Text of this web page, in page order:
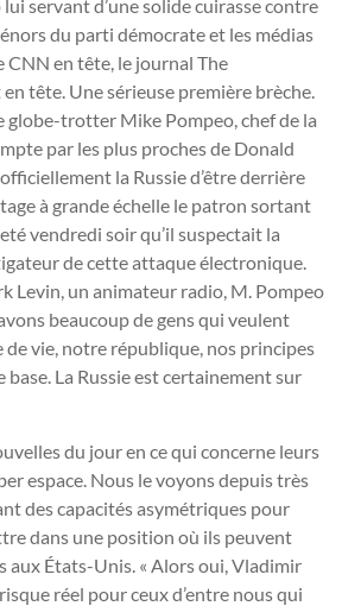
servant d’une solide cuirasse contre
du parti démocrate et les médias
CNN en tête, le journal The
tête. Une sérieuse première brèche.
globe-trotter Mike Pompeo, chef de la
par les plus proches de Donald
la Russie d’être derrière
à grande échelle le patron sortant
vendredi soir qu’il suspectait la
de cette attaque électronique.
Levin, un animateur radio, M. Pompeo
beaucoup de gens qui veulent
de vie, notre république, nos principes
La Russie est certainement sur
du jour en ce qui concerne leurs
espace. Nous le voyons depuis très
des capacités asymétriques pour
dans une position où ils peuvent
aux États-Unis. « Alors oui, Vladimir
réel pour ceux d’entre nous qui